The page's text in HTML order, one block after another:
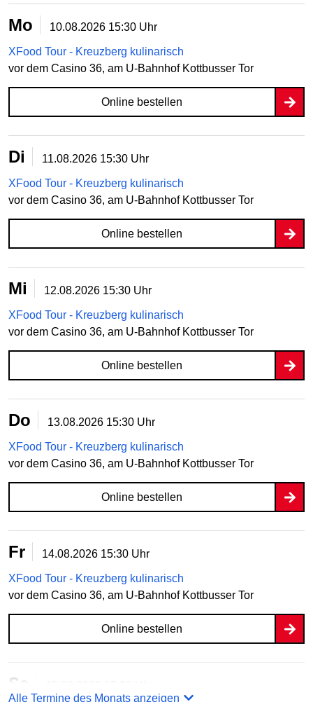
Mo 10.08.2026 15:30 Uhr
XFood Tour - Kreuzberg kulinarisch
vor dem Casino 36, am U-Bahnhof Kottbusser Tor
Online bestellen
Di 11.08.2026 15:30 Uhr
XFood Tour - Kreuzberg kulinarisch
vor dem Casino 36, am U-Bahnhof Kottbusser Tor
Online bestellen
Mi 12.08.2026 15:30 Uhr
XFood Tour - Kreuzberg kulinarisch
vor dem Casino 36, am U-Bahnhof Kottbusser Tor
Online bestellen
Do 13.08.2026 15:30 Uhr
XFood Tour - Kreuzberg kulinarisch
vor dem Casino 36, am U-Bahnhof Kottbusser Tor
Online bestellen
Fr 14.08.2026 15:30 Uhr
XFood Tour - Kreuzberg kulinarisch
vor dem Casino 36, am U-Bahnhof Kottbusser Tor
Online bestellen
Sa
Alle Termine des Monats anzeigen